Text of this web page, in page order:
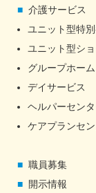
介護サービス
ユニット型特
ユニット型シ
グループホーム
デイサービス
ヘルパーセン
ケアプランセ
職員募集
開示情報